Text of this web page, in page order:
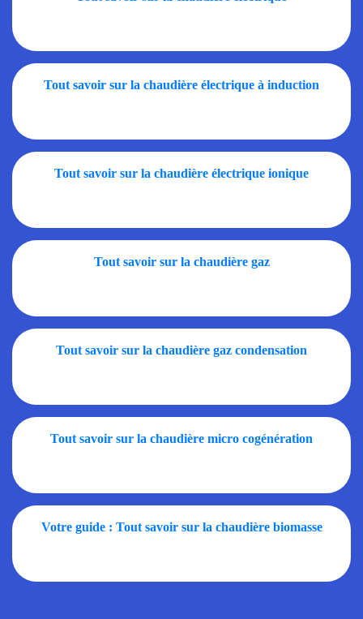
Tout savoir sur la chaudière électrique à induction
Tout savoir sur la chaudière électrique ionique
Tout savoir sur la chaudière gaz
Tout savoir sur la chaudière gaz condensation
Tout savoir sur la chaudière micro cogénération
Votre guide : Tout savoir sur la chaudière biomasse